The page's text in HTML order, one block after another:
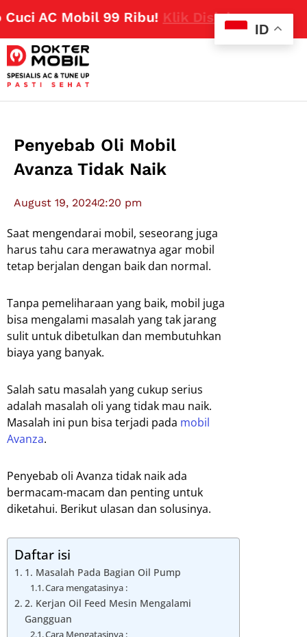
AC Mobil 99 Ribu!Klik Disini
Penyebab Oli Mobil
Avanza Tidak Naik
August 19, 20242:20 pm
Saat mengendarai mobil, seseorang juga
harus tahu cara merawatnya agar mobil
tetap berjalan dengan baik dan normal.
Tanpa pemeliharaan yang baik, mobil juga
bisa mengalami masalah yang tak jarang
sulit untuk dibetulkan dan membutuhkan
biaya yang banyak.
Salah satu masalah yang cukup serius
adalah masalah oli yang tidak mau naik.
Masalah ini pun bisa terjadi pada mobil
Avanza.
Penyebab oli Avanza tidak naik ada
bermacam-macam dan penting untuk
diketahui. Berikut ulasan dan solusinya.
Daftar isi
1. Masalah Pada Bagian Oil Pump
Cara mengatasinya :
2. Kerjan Oil Feed Mesin Mengalami
Gangguan
Cara Mengatasinya :
ID